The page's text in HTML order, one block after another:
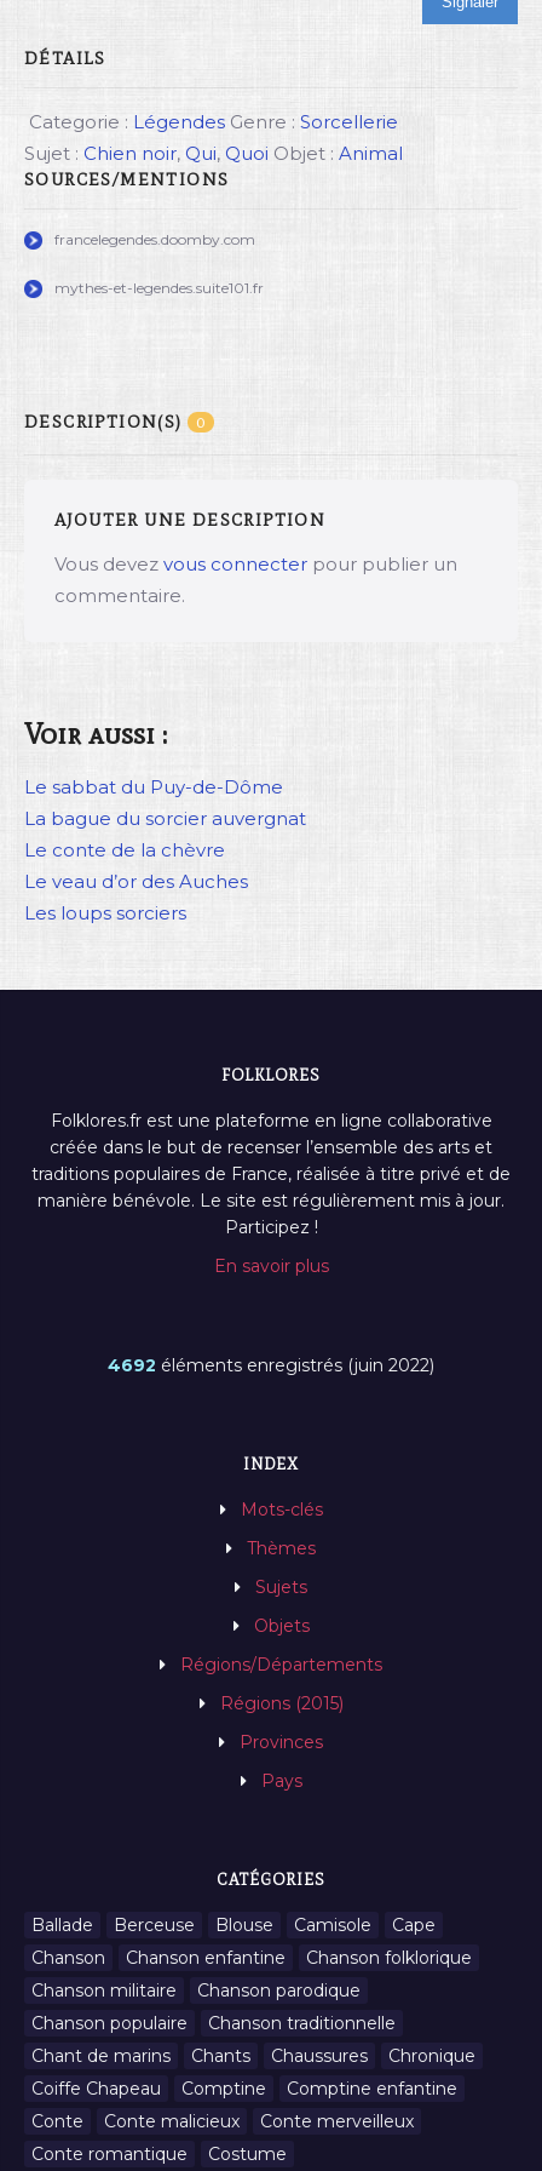
DÉTAILS
Categorie : Légendes Genre : Sorcellerie
Sujet : Chien noir, Qui, Quoi Objet : Animal
SOURCES/MENTIONS
francelegendes.doomby.com
mythes-et-legendes.suite101.fr
DESCRIPTION(S) 0
AJOUTER UNE DESCRIPTION
Vous devez vous connecter pour publier un
commentaire.
Voir aussi :
Le sabbat du Puy-de-Dôme
La bague du sorcier auvergnat
Le conte de la chèvre
Le veau d’or des Auches
Les loups sorciers
FOLKLORES
Folklores.fr est une plateforme en ligne collaborative
créée dans le but de recenser l’ensemble des arts et
traditions populaires de France, réalisée à titre privé et de
manière bénévole. Le site est régulièrement mis à jour.
Participez !
En savoir plus
4692 éléments enregistrés (juin 2022)
INDEX
Mots-clés
Thèmes
Sujets
Objets
Régions/Départements
Régions (2015)
Provinces
Pays
CATÉGORIES
Ballade Berceuse Blouse Camisole
Cape
Chanson
Chanson enfantine
Chanson folklorique
Chanson militaire
Chanson parodique
Chanson populaire
Chanson traditionnelle
Chant de marins
Chants Chaussures
Chronique
Coiffe Chapeau
Comptine
Comptine enfantine
Conte
Conte malicieux
Conte merveilleux
Conte romantique
Costume